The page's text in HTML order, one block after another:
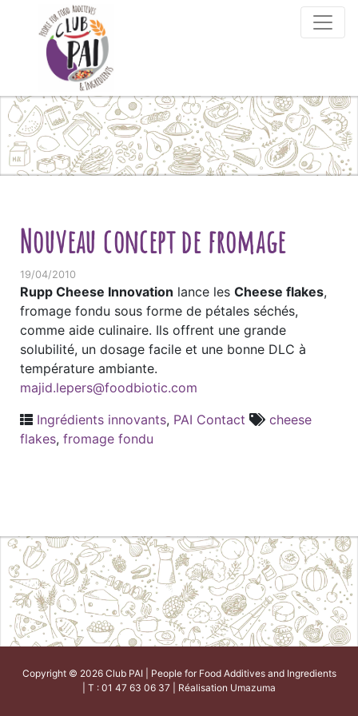
Skip to content
Nouveau concept de fromage
19/04/2010
Rupp Cheese Innovation lance les Cheese flakes,
fromage fondu sous forme de pétales séchés,
comme aide culinaire. Ils offrent une grande
solubilité, un dosage facile et une bonne DLC à
température ambiante.
majid.lepers@foodbiotic.com
Ingrédients innovants, PAI Contact
cheese
flakes, fromage fondu
Copyright © 2026 Club PAI | People for Food Additives and Ingredients
| T : 01 47 63 06 37 | Réalisation Umazuma